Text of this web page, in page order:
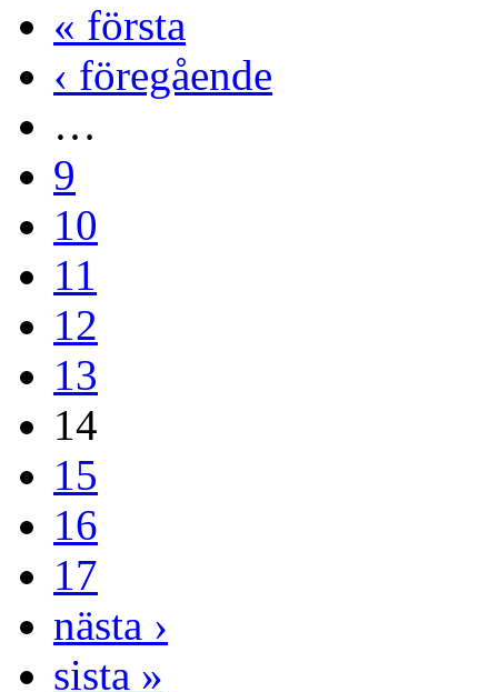
« första
‹ föregående
…
9
10
11
12
13
14
15
16
17
nästa ›
sista »